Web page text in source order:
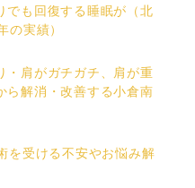
でも回復する睡眠が（北
実績）
・肩がガチガチ、肩が重
ら解消・改善する小倉南
を受ける不安やお悩み解